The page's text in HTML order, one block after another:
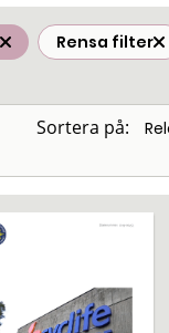
Rensa filter
Sortera på: